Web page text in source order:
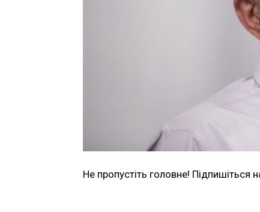
Не пропустіть головне! Підпишіться